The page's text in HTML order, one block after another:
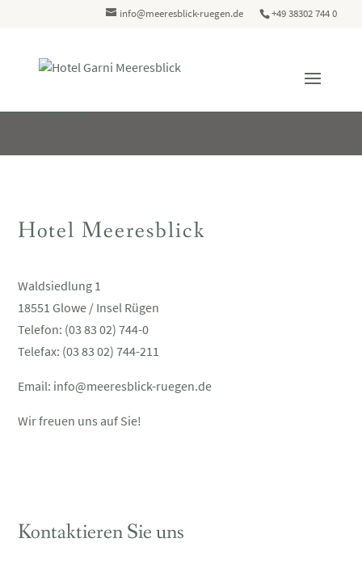
+49 38302 744 0
info@meeresblick-ruegen.de
Kontakt
Hotel Meeresblick
Waldsiedlung 1
18551 Glowe / Insel Rügen
Telefon: (03 83 02) 744-0
Telefax: (03 83 02) 744-211
Email: info@meeresblick-ruegen.de
Wir freuen uns auf Sie!
Kontaktieren Sie uns